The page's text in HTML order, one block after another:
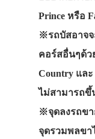
Prince หรือ
※รถบัสอาจจ
คอร์สอื่นๆด้ว
Country และ
ไม่สามารถขึ้
※จุดลงรถขา
จุดรวมพลขา